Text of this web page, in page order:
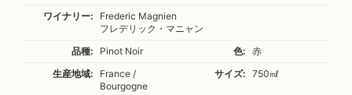
ワイナリー:
Frederic Magnien
フレデリック・マニャン
品種:
Pinot Noir 色:
赤
生産地域:
France /
Bourgogne
サイズ: 750㎖